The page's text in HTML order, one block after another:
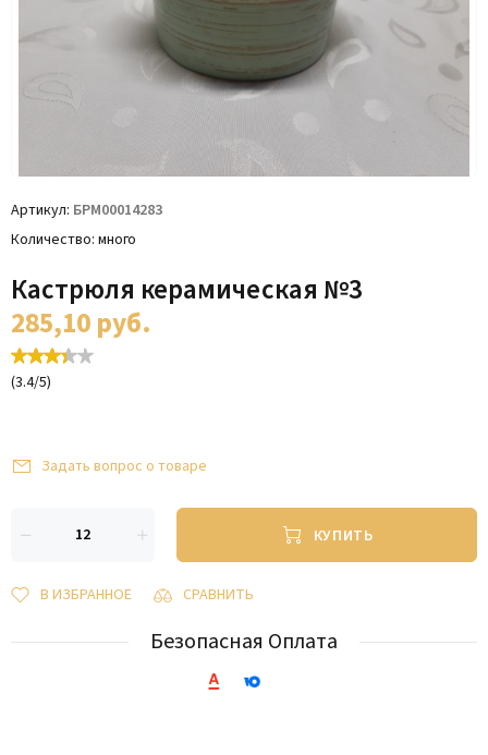
Артикул БРМ00014283
Количество много
Кастрюля керамическая №3
285,10руб.
(3.4/5)
Задать вопрос о товаре
КУПИТЬ
В ИЗБРАННОЕ СРАВНИТЬ
Безопасная Оплата